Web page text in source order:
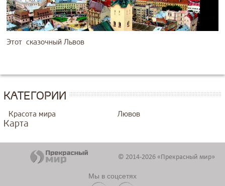
Этот сказочный Львов
КАТЕГОРИИ
Красота мира Лювов
Карта
© 2014-2026 «Прекрасный мир»
Мы в соцсетях